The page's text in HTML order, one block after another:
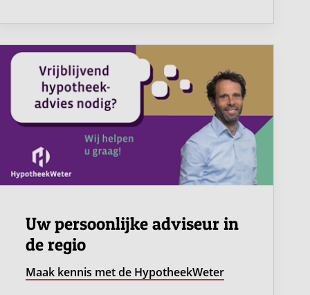
Uw persoonlijke adviseur in
de regio
Maak kennis met de HypotheekWeter